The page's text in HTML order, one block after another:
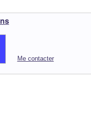
Me contacter